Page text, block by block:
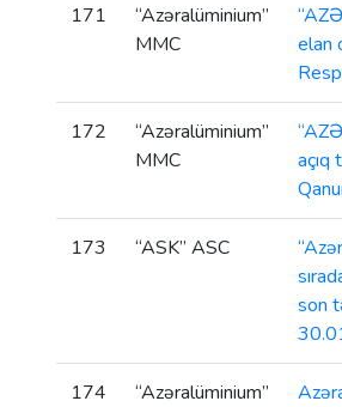
171
“Azəralüminium”
MMC
elan
172
“Azəralüminium”
MMC
açıq
173 “ASK” ASC
son
174
“Azəralüminium”